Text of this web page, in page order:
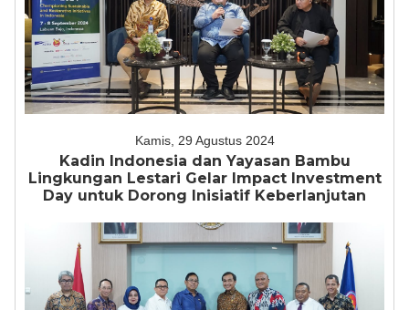
Kamis, 29 Agustus 2024
Kadin Indonesia dan Yayasan Bambu
Lingkungan Lestari Gelar Impact Investment
Day untuk Dorong Inisiatif Keberlanjutan